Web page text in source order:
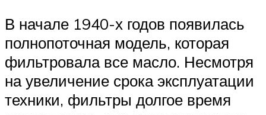
В начале 1940-х годов появилась
полнопоточная модель, которая
фильтровала все масло. Несмотря
на увеличение срока эксплуатации
техники, фильтры долгое время